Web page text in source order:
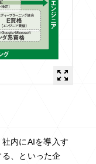
内にAIを導入す
、といった企